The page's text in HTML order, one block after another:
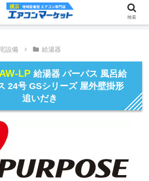
設備 給湯器
LP給湯器 パーパス 風呂給
24号 GSシリーズ 屋外壁掛形
追いだき
検索